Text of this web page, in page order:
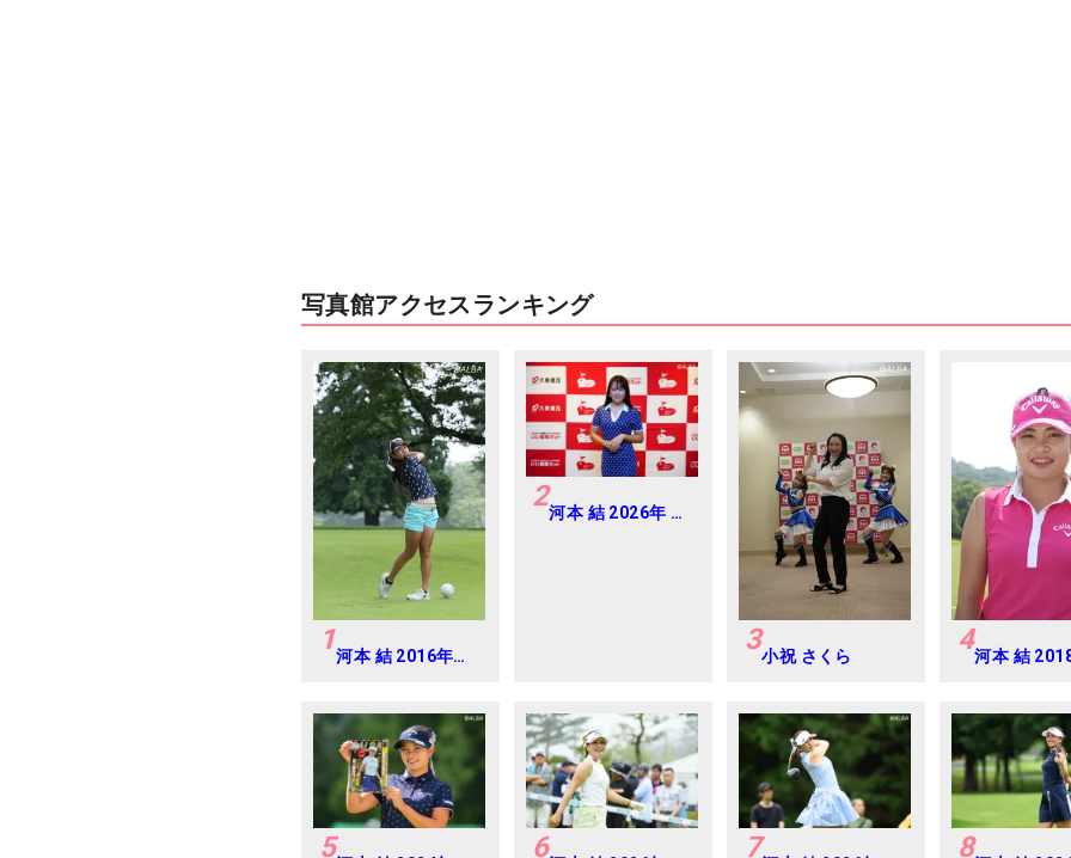
写真館アクセスランキング
1河本 結 2016年ゴ
カップ
2河本 結 2026年 大
3小祝 さくら 4河本 結
5 6 7 8